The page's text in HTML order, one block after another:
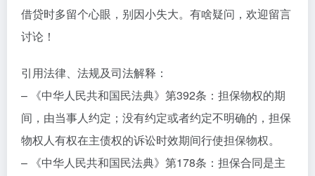
借贷时多留个心眼，别因小失大。有啥疑问，欢迎留言
讨论！
引用法律、法规及司法解释：
– 《中华人民共和国民法典》第392条：担保物权的期
间，由当事人约定；没有约定或者约定不明确的，担保
物权人有权在主债权的诉讼时效期间行使担保物权。
– 《中华人民共和国民法典》第178条：担保合同是主